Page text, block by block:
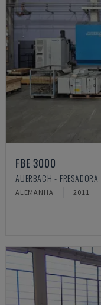
FBE 3000
AUERBACH -
ALEMANHA 2011